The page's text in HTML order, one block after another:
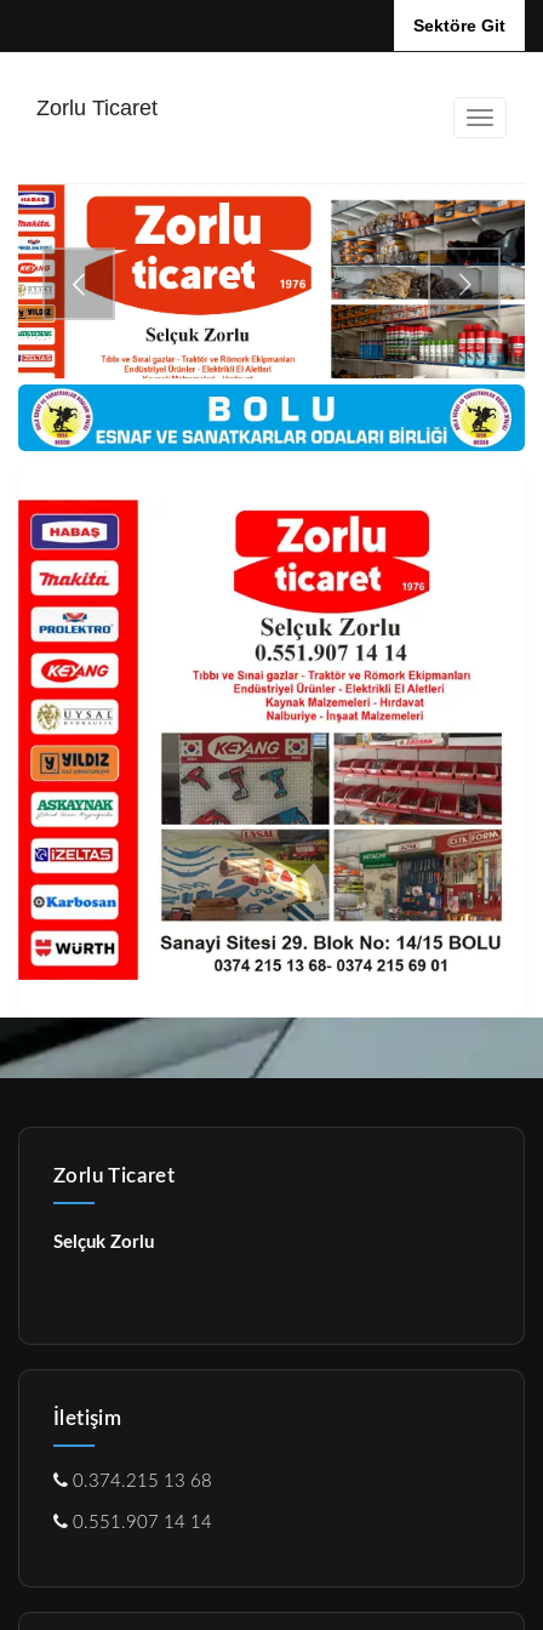
Sektöre Git
Zorlu Ticaret
Zorlu Ticaret
Selçuk Zorlu
İletişim
0.374.215 13 68
0.551.907 14 14